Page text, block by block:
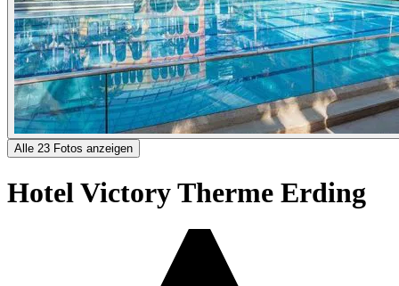
Alle 23 Fotos anzeigen
Hotel Victory Therme Erding